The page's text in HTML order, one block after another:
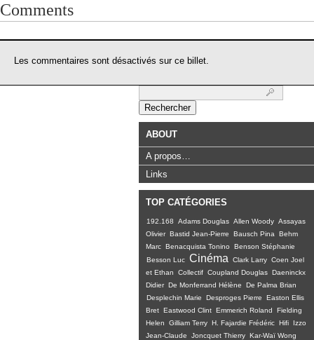
Comments
Les commentaires sont désactivés sur ce billet.
ABOUT
A propos…
Links
TOP CATÉGORIES
192.168 Adams Douglas Allen Woody Assayas
Olivier Bastid Jean-Pierre Bausch Pina
Behm
Marc Benacquista Tonino
Benson Stéphanie
Besson Luc Cinéma Clark Larry Coen Joel
et Ethan
Collectif Coupland Douglas Daeninckx
Didier De Monferrand Hélène
De Palma Brian
Desplechin Marie
Desproges Pierre
Easton Ellis
Bret Eastwood Clint Emmerich Roland
Fielding
Helen
Gilliam Terry H. Fajardie Frédéric Hifi
Izzo
Jean-Claude
Joncquet Thierry Kar-Waï Wong